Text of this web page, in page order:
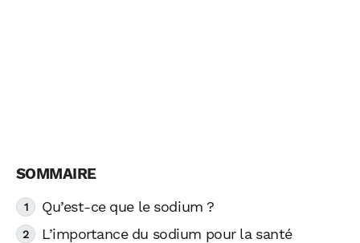
Qu’est-ce que le sodium ?
L’importance du sodium pour la santé